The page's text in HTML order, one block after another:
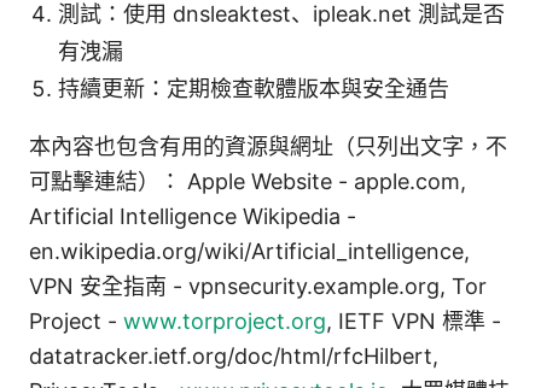
測試：使用 dnsleaktest、ipleak.net 測試是否
有洩漏
持續更新：定期檢查軟體版本與安全通告
本內容也包含有用的資源與網址（只列出文字，不
可點擊連結）： Apple Website - apple.com,
Artificial Intelligence Wikipedia -
en.wikipedia.org/wiki/Artificial_intelligence,
VPN 安全指南 - vpnsecurity.example.org, Tor
Project - www.torproject.org, IETF VPN 標準 -
datatracker.ietf.org/doc/html/rfcHilbert,